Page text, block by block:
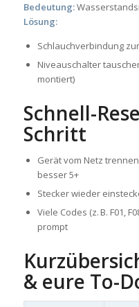
Bedeutung:
Lösung:
Schlauchverbindung
Niveauschalter
montiert)
Schnell-
Schritt
Gerät vom Netz
besser 5+
Stecker wieder
Viele Codes (z. B. F01,
prompt
& eure To-